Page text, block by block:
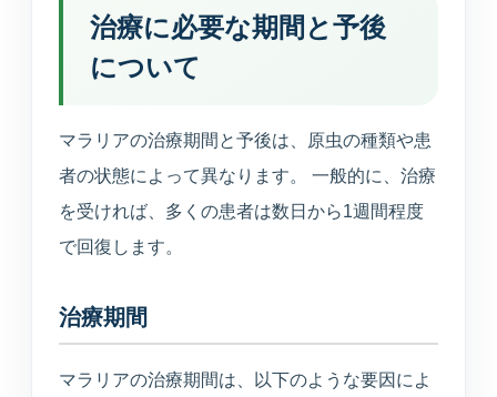
治療に必要な期間と予後
について
マラリアの治療期間と予後は、原虫の種類や患
者の状態によって異なります。 一般的に、治療
を受ければ、多くの患者は数日から1週間程度
で回復します。
治療期間
マラリアの治療期間は、以下のような要因によ